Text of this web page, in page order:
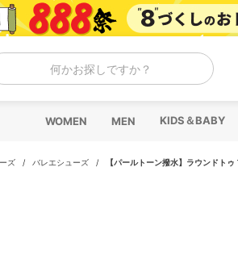
何かお探しですか？
WOMEN MEN KIDS＆BABY
ズ / バレエシューズ / 【パールトーン撥水】ラウンドト